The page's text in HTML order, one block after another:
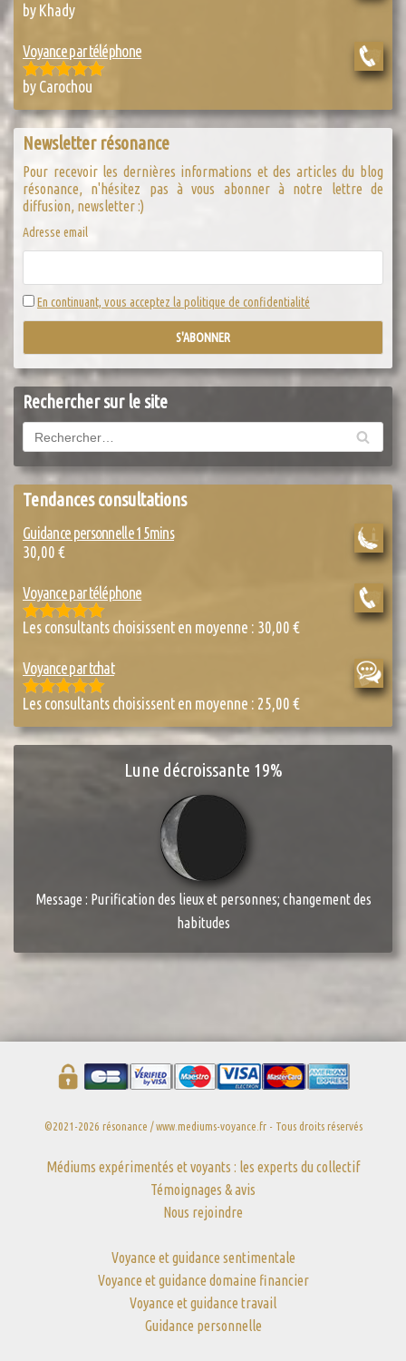
Rated5out
by Khady
Voyance par téléphone
Rated5out
of 5
by Carochou
Newsletter résonance
Pour recevoir les dernières informations et des articles du blog
résonance, n'hésitez pas à vous abonner à notre lettre de
diffusion, newsletter :)
Adresse email
En continuant, vous acceptez la politique de confidentialité
Rechercher sur le site
Tendances consultations
Guidance personnelle 15mins
30,00 €
Voyance par téléphone
Rated4.85
Les consultants choisissent en moyenne : 30,00 €
Voyance par tchat
Rated5.00
out of 5
Les consultants choisissent en moyenne : 25,00 €
Lune décroissante 19%
Message : Purification des lieux et personnes; changement des
habitudes
©2021-2026 résonance / www.mediums-voyance.fr - Tous droits réservés
Médiums expérimentés et voyants : les experts du collectif
Témoignages & avis
Nous rejoindre
Voyance et guidance sentimentale
Voyance et guidance domaine financier
Voyance et guidance travail
Guidance personnelle